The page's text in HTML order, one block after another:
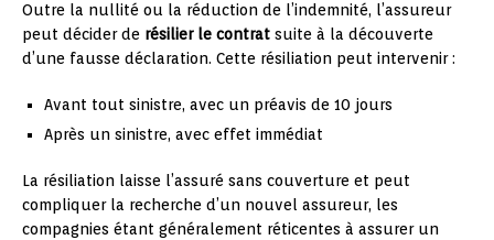
Outre la nullité ou la réduction de l’indemnité, l’assureur
peut décider de résilier le contrat suite à la découverte
d’une fausse déclaration. Cette résiliation peut intervenir :
Avant tout sinistre, avec un préavis de 10 jours
Après un sinistre, avec effet immédiat
La résiliation laisse l’assuré sans couverture et peut
compliquer la recherche d’un nouvel assureur, les
compagnies étant généralement réticentes à assurer un